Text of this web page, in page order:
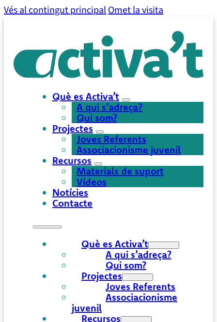
Vés al contingut principalOmet la visita
Què es Activa’t
A qui s’adreça?
Qui som?
Projectes
Joves Referents
Associacionisme juvenil
Recursos
Materials de suport
Vídeos
Notícies
Contacte
Què es Activa’t
A qui s’adreça?
Qui som?
Projectes
Joves Referents
Associacionisme
juvenil
Recursos